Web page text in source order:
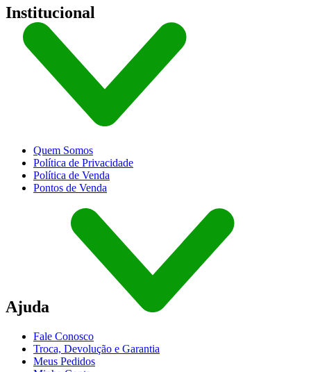
Institucional
Quem Somos
Política de Privacidade
Política de Venda
Pontos de Venda
Ajuda
Fale Conosco
Troca, Devolução e Garantia
Meus Pedidos